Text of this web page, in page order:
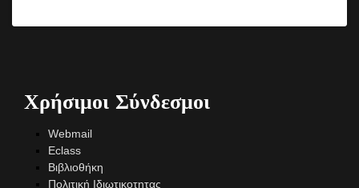
Χρήσιμοι Σύνδεσμοι
Webmail
Eclass
Βιβλιοθήκη
Πολιτική Ιδιωτικοτητας